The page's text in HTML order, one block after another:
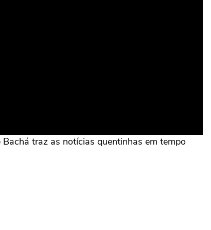
traz as notícias quentinhas em tempo